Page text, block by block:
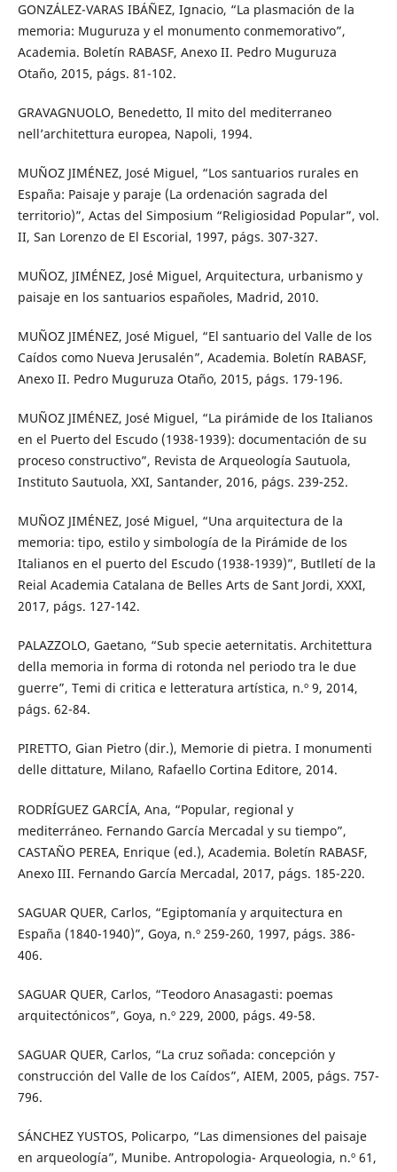
GONZÁLEZ-VARAS IBÁÑEZ, Ignacio, “La plasmación de la
memoria: Muguruza y el monumento conmemorativo”,
Academia. Boletín RABASF, Anexo II. Pedro Muguruza
Otaño, 2015, págs. 81-102.
GRAVAGNUOLO, Benedetto, Il mito del mediterraneo
nell’architettura europea, Napoli, 1994.
MUÑOZ JIMÉNEZ, José Miguel, “Los santuarios rurales en
España: Paisaje y paraje (La ordenación sagrada del
territorio)”, Actas del Simposium “Religiosidad Popular”, vol.
II, San Lorenzo de El Escorial, 1997, págs. 307-327.
MUÑOZ, JIMÉNEZ, José Miguel, Arquitectura, urbanismo y
paisaje en los santuarios españoles, Madrid, 2010.
MUÑOZ JIMÉNEZ, José Miguel, “El santuario del Valle de los
Caídos como Nueva Jerusalén”, Academia. Boletín RABASF,
Anexo II. Pedro Muguruza Otaño, 2015, págs. 179-196.
MUÑOZ JIMÉNEZ, José Miguel, “La pirámide de los Italianos
en el Puerto del Escudo (1938-1939): documentación de su
proceso constructivo”, Revista de Arqueología Sautuola,
Instituto Sautuola, XXI, Santander, 2016, págs. 239-252.
MUÑOZ JIMÉNEZ, José Miguel, “Una arquitectura de la
memoria: tipo, estilo y simbología de la Pirámide de los
Italianos en el puerto del Escudo (1938-1939)”, Butlletí de la
Reial Academia Catalana de Belles Arts de Sant Jordi, XXXI,
2017, págs. 127-142.
PALAZZOLO, Gaetano, “Sub specie aeternitatis. Architettura
della memoria in forma di rotonda nel periodo tra le due
guerre”, Temi di critica e letteratura artística, n.º 9, 2014,
págs. 62-84.
PIRETTO, Gian Pietro (dir.), Memorie di pietra. I monumenti
delle dittature, Milano, Rafaello Cortina Editore, 2014.
RODRÍGUEZ GARCÍA, Ana, “Popular, regional y
mediterráneo. Fernando García Mercadal y su tiempo”,
CASTAÑO PEREA, Enrique (ed.), Academia. Boletín RABASF,
Anexo III. Fernando García Mercadal, 2017, págs. 185-220.
SAGUAR QUER, Carlos, “Egiptomanía y arquitectura en
España (1840-1940)”, Goya, n.º 259-260, 1997, págs. 386-
406.
SAGUAR QUER, Carlos, “Teodoro Anasagasti: poemas
arquitectónicos”, Goya, n.º 229, 2000, págs. 49-58.
SAGUAR QUER, Carlos, “La cruz soñada: concepción y
construcción del Valle de los Caídos”, AIEM, 2005, págs. 757-
796.
SÁNCHEZ YUSTOS, Policarpo, “Las dimensiones del paisaje
en arqueología”, Munibe. Antropologia- Arqueologia, n.º 61,